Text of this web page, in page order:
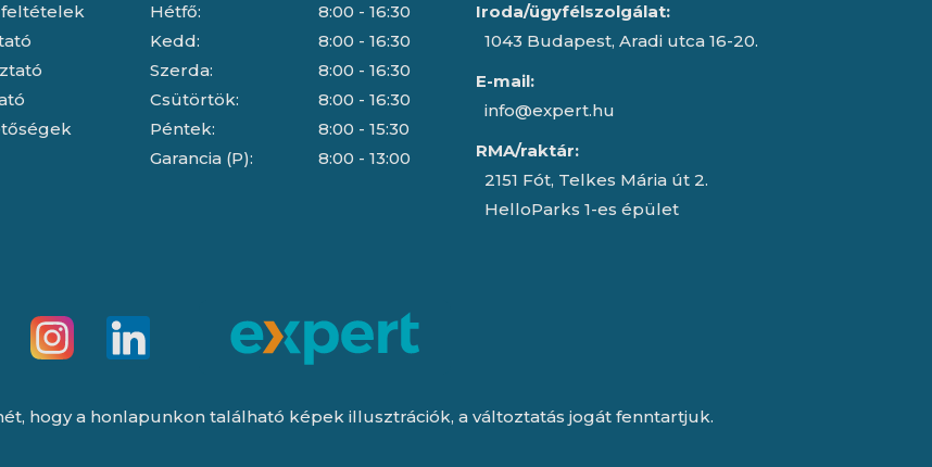
feltételek
Hétfő:
Kedd:
Szerda:
Csütörtök:
Péntek:
Garancia (P):
8:00 - 16:30
8:00 - 16:30
8:00 - 16:30
8:00 - 16:30
8:00 - 15:30
8:00 - 13:00
Iroda/ügyfélszolgálat:
1043 Budapest, Aradi utca 16-20.
E-mail:
info@expert.hu
RMA/raktár:
2151 Fót, Telkes Mária út 2.
HelloParks 1-es épület
hogy a honlapunkon található képek illusztrációk, a változtatás jogát fenntartjuk.